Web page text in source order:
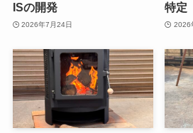
ISの開発
2026年7月24日
特定
2026